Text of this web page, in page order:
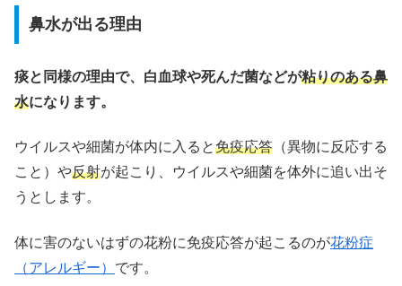
鼻水が出る理由
痰と同様の理由で、白血球や死んだ菌などが粘りのある鼻
水になります。
ウイルスや細菌が体内に入ると免疫応答 （異物に反応する
こと）や反射が起こり、ウイルスや細菌を体外に追い出そ
うとします。
体に害のないはずの花粉に免疫応答が起こるのが花粉症
（アレルギー） です。